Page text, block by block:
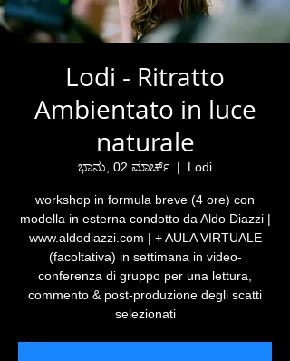
Lodi - Ritratto
Ambientato in luce
naturale
ಭಾನು, 02 ಮಾರ್ಚ್
  |
Lodi
workshop in formula breve (4 ore) con
modella in esterna condotto da Aldo Diazzi |
www.aldodiazzi.com | + AULA VIRTUALE
(facoltativa) in settimana in video-
conferenza di gruppo per una lettura,
commento & post-produzione degli scatti
selezionati